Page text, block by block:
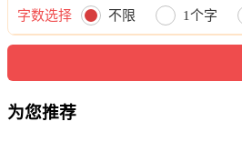
字数选择 不限 1个字
为您推荐